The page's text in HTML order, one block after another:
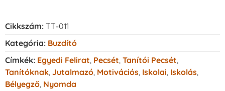
Cikkszám: TT-011
Kategória: Buzdító
Címkék: Egyedi Felirat Pecsét Tanítói Pecsét
Tanítóknak Jutalmazó Motivációs Iskolai Iskolás
Bélyegző Nyomda